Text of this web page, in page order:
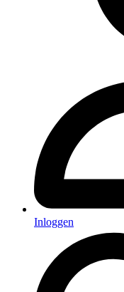
Inloggen